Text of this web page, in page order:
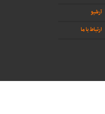
آرشیو
ارتباط با ما